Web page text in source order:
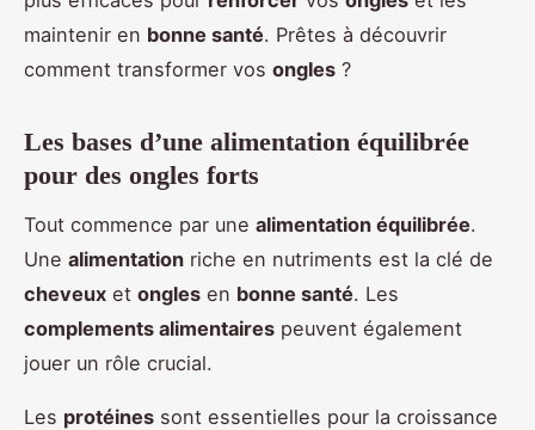
maintenir en bonne santé. Prêtes à découvrir
comment transformer vos ongles ?
Les bases d’une alimentation équilibrée
pour des ongles forts
Tout commence par une alimentation équilibrée.
Une alimentation riche en nutriments est la clé de
cheveux et ongles en bonne santé. Les
complements alimentaires peuvent également
jouer un rôle crucial.
Les protéines sont essentielles pour la croissance